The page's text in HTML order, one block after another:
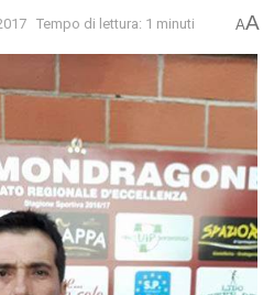
Tempo di lettura: 1 minuti AA